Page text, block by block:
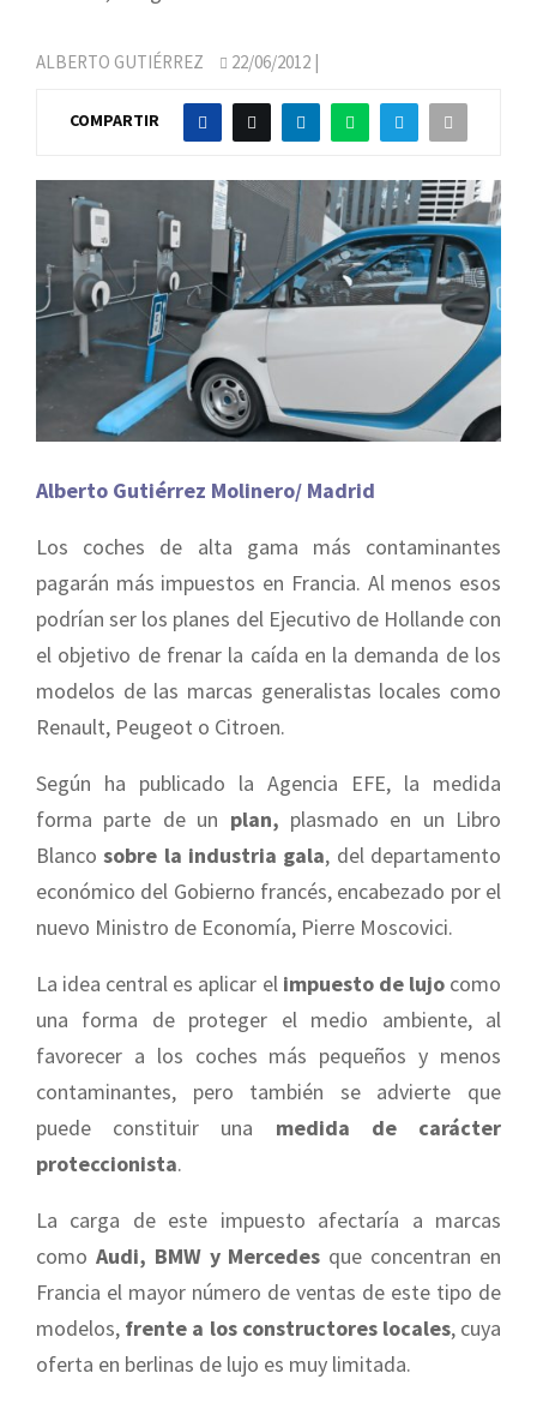
ALBERTO GUTIÉRREZ 22/06/2012 |
COMPARTIR
Alberto Gutiérrez Molinero/ Madrid
Los coches de alta gama más contaminantes
pagarán más impuestos en Francia. Al menos esos
podrían ser los planes del Ejecutivo de Hollande con
el objetivo de frenar la caída en la demanda de los
modelos de las marcas generalistas locales como
Renault, Peugeot o Citroen.
Según ha publicado la Agencia EFE, la medida
forma parte de un plan, plasmado en un Libro
Blancosobre la industria gala, del departamento
económico del Gobierno francés, encabezado por el
nuevo Ministro de Economía, Pierre Moscovici.
La idea central es aplicar el impuesto de lujocomo
una forma de proteger el medio ambiente, al
favorecer a los coches más pequeños y menos
contaminantes, pero también se advierte que
puede constituir una medida de carácter
proteccionista.
La carga de este impuesto afectaría a marcas
como Audi, BMW y Mercedes que concentran en
Francia el mayor número de ventas de este tipo de
modelos, frente a los constructores locales, cuya
oferta en berlinas de lujo es muy limitada.